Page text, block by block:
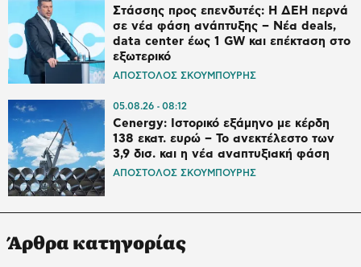
Στάσσης προς επενδυτές: Η ΔΕΗ περνά
σε νέα φάση ανάπτυξης – Νέα deals,
data center έως 1 GW και επέκταση στο
εξωτερικό
ΑΠΟΣΤΟΛΟΣ ΣΚΟΥΜΠΟΥΡΗΣ
05.08.26 08:12
Cenergy: Ιστορικό εξάμηνο με κέρδη
138 εκατ. ευρώ – Το ανεκτέλεστο των
3,9 δισ. και η νέα αναπτυξιακή φάση
ΑΠΟΣΤΟΛΟΣ ΣΚΟΥΜΠΟΥΡΗΣ
Άρθρα κατηγορίας